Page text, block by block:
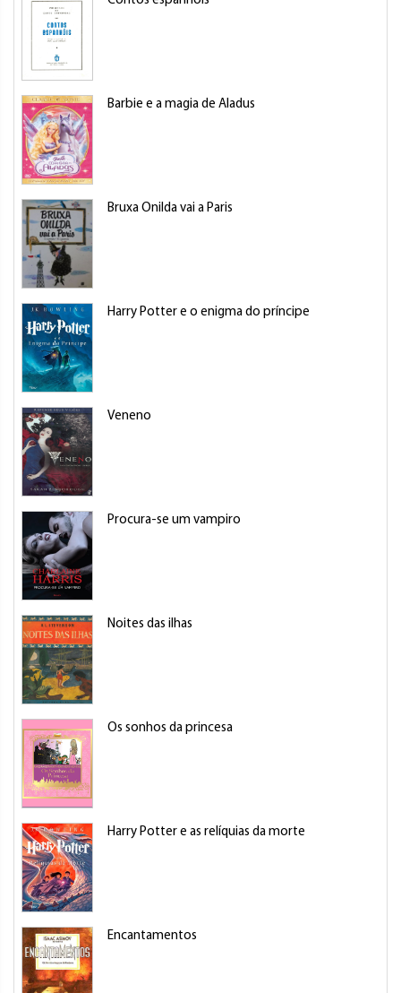
Barbie e a magia de Aladus
Bruxa Onilda vai a Paris
Harry Potter e o enigma do príncipe
Veneno
Procura-se um vampiro
Noites das ilhas
Os sonhos da princesa
Harry Potter e as relíquias da morte
Encantamentos